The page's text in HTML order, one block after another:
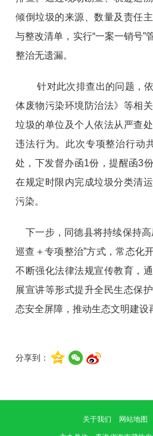
倾倒垃圾的来源、数量及责任主
与整改清单，实行“一案一销号”
整治无遗漏。
针对此次排查出的问题，
体废物污染环境防治法》等相
垃圾的单位及个人依法从严查处
违法行为。此次专项整治行动
处，下发督办函1份，提醒函3
在规定时限内完成垃圾分类清
污染。
下一步，同德县将持续保持高
巡查 ＋专项整治”方式，常态化
不断强化法律法规宣传教育，
展宣讲等形式提升全民生态保
态安全屏障，推动生态文明建设
分享到：
关于我们 网站地图